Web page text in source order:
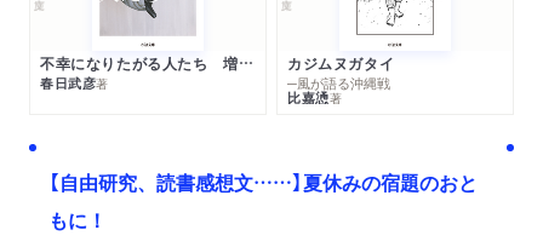
不幸になりたがる人たち 増補新版
春日武彦著
カジムヌガタイ
─風が語る沖縄戦
比嘉慂著
【自由研究、読書感想文……】夏休みの宿題のおと
もに！